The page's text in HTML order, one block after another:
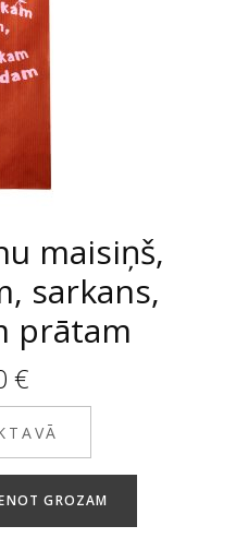
maisiņš,
sarkans,
prātam
€
GROZAM